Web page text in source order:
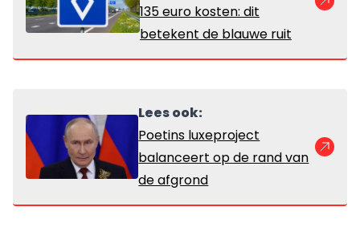
135 euro kosten: dit
betekent de blauwe ruit
Lees ook:
Poetins luxeproject
balanceert op de rand van
de afgrond